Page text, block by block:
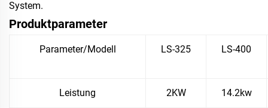
System.
Produktparameter
Parameter/Modell LS-325 LS-400
Leistung 2KW 14.2kw